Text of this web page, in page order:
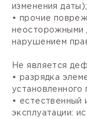
изменения даты);
• прочие
неосторожными
нарушением
Не является
• разрядка
установленного
• естественный
эксплуатации: